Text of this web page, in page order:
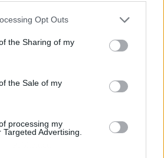
Opt Outs
the Sharing of my
the Sale of my
processing my
Advertising.